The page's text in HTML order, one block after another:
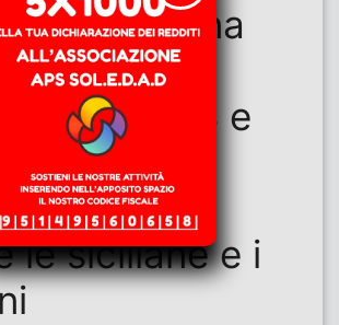
siciliana
con la
di M5S e
devono
qualcosa…
le siciliane e i